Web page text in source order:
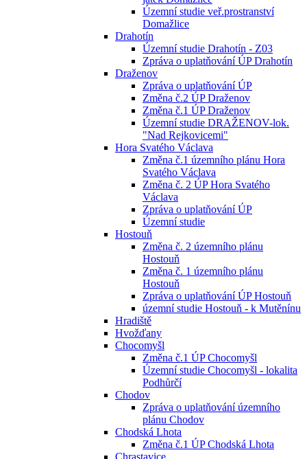
Územní studie veř.prostranství
Domažlice
Drahotín
Územní studie Drahotín - Z03
Zpráva o uplatňování ÚP Drahotín
Draženov
Zpráva o uplatňování ÚP
Změna č.2 ÚP Draženov
Změna č.1 ÚP Draženov
Územní studie DRAŽENOV-lok.
"Nad Rejkovicemi"
Hora Svatého Václava
Změna č.1 územního plánu Hora
Svatého Václava
Změna č. 2 ÚP Hora Svatého
Václava
Zpráva o uplatňování ÚP
Územní studie
Hostouň
Změna č. 2 územního plánu
Hostouň
Změna č. 1 územního plánu
Hostouň
Zpráva o uplatňování ÚP Hostouň
územní studie Hostouň - k Mutěnínu
Hradiště
Hvožďany
Chocomyšl
Změna č.1 ÚP Chocomyšl
Územní studie Chocomyšl - lokalita
Podhůrčí
Chodov
Zpráva o uplatňování územního
plánu Chodov
Chodská Lhota
Změna č.1 ÚP Chodská Lhota
Chrastavice